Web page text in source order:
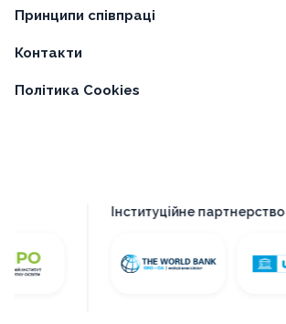
Принципи співпраці
Контакти
Політика Cookies
Інституційне партнерство